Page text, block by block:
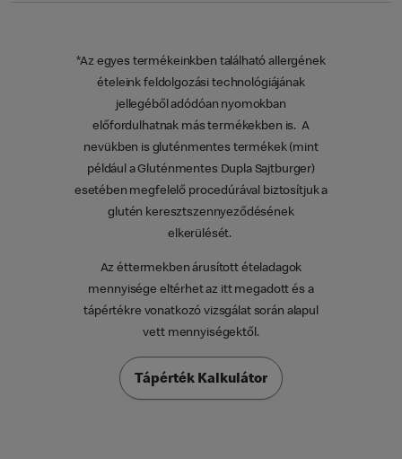
*Az egyes termékeinkben található allergének
ételeink feldolgozási technológiájának
jellegéből adódóan nyomokban
előfordulhatnak más termékekben is. A
nevükben is gluténmentes termékek (mint
például a Gluténmentes Dupla Sajtburger)
esetében megfelelő procedúrával biztosítjuk a
glutén keresztszennyeződésének
elkerülését.
Az éttermekben árusított ételadagok
mennyisége eltérhet az itt megadott és a
tápértékre vonatkozó vizsgálat során alapul
vett mennyiségektől.
Tápérték Kalkulátor